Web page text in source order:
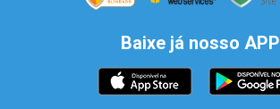
Baixe já nosso APP